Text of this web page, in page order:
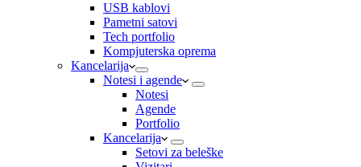
USB kablovi
Pametni satovi
Tech portfolio
Kompjuterska oprema
Kancelarija
Notesi i agende
Notesi
Agende
Portfolio
Kancelarija
Setovi za beleške